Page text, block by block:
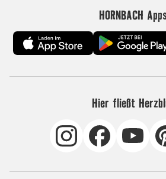
HORNBACH
Hier fließt